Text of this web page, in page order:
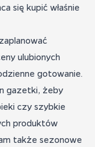
się kupić właśnie
ulubionych
gotowanie.
gazetki, żeby
czy szybkie
produktów
także sezonowe